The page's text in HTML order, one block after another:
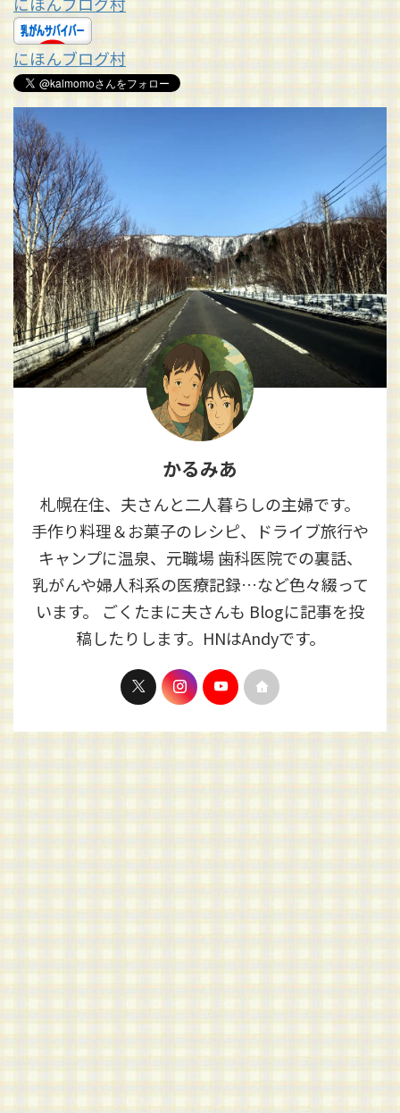
にほんブログ村
かるみあ
札幌在住、夫さんと二人暮らしの主婦です。
手作り料理＆お菓子のレシピ、ドライブ旅行や
キャンプに温泉、元職場 歯科医院での裏話、
乳がんや婦人科系の医療記録…など色々綴って
います。 ごくたまに夫さんも Blogに記事を投
稿したりします。HNはAndyです。